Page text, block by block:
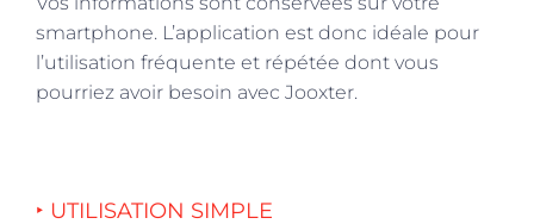
smartphone. L’application est donc idéale pour
l’utilisation fréquente et répétée dont vous
pourriez avoir besoin avec Jooxter.
‣ UTILISATION SIMPLE